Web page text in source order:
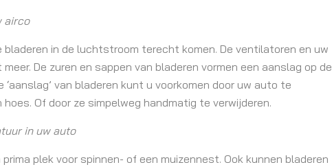
airco
bladeren in de luchtstroom terecht komen. De ventilatoren en uw
De zuren en sappen van bladeren vormen een aanslag op de
‘aanslag’ van bladeren kunt u voorkomen door uw auto te
Of door ze simpelweg handmatig te verwijderen.
in uw auto
plek voor spinnen- of een muizennest. Ook kunnen bladeren